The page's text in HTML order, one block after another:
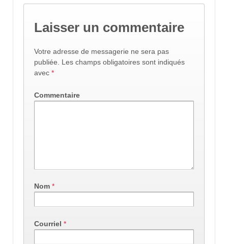
Laisser un commentaire
Votre adresse de messagerie ne sera pas
publiée.
Les champs obligatoires sont indiqués
avec *
Commentaire
Nom *
Courriel *